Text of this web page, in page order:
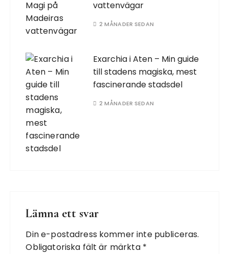
vattenvägar
2 MÅNADER SEDAN
Exarchia i Aten – Min guide
till stadens magiska, mest
fascinerande stadsdel
2 MÅNADER SEDAN
Lämna ett svar
Din e-postadress kommer inte publiceras.
Obligatoriska fält är märkta *